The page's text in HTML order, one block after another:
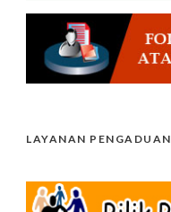
LAYANAN PENGADUAN